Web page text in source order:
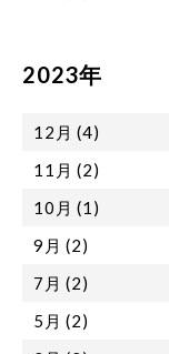
2023年
12月 (4)
11月 (2)
10月 (1)
9月 (2)
7月 (2)
5月 (2)